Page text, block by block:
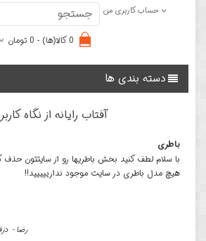
حساب کاربری من
0 کالا(ها) - 0 تومان
دسته بندی ها
آفتاب رایانه از نگاه
باطری
با سلام لطف کنید بخش باطریها رو از سایتتون
هیچ مدل باطری در سایت موجود ندارییییید!!
رضا - دزفول 20:23:24